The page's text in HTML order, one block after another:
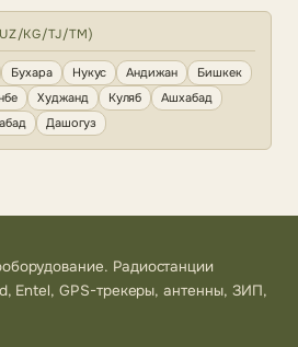
KG/TJ/TM)
Бухара Нукус Андижан
Бишкек
Худжанд Куляб
Ашхабад
Дашогуз
Радиостанции
Entel, GPS-трекеры, антенны, ЗИП,